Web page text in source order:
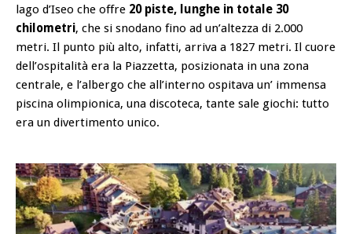
lago d’Iseo che offre 20 piste, lunghe in totale 30
chilometri, che si snodano fino ad un’altezza di 2.000
metri. Il punto più alto, infatti, arriva a 1827 metri. Il cuore
dell’ospitalità era la Piazzetta, posizionata in una zona
centrale, e l’albergo che all’interno ospitava un’ immensa
piscina olimpionica, una discoteca, tante sale giochi: tutto
era un divertimento unico.